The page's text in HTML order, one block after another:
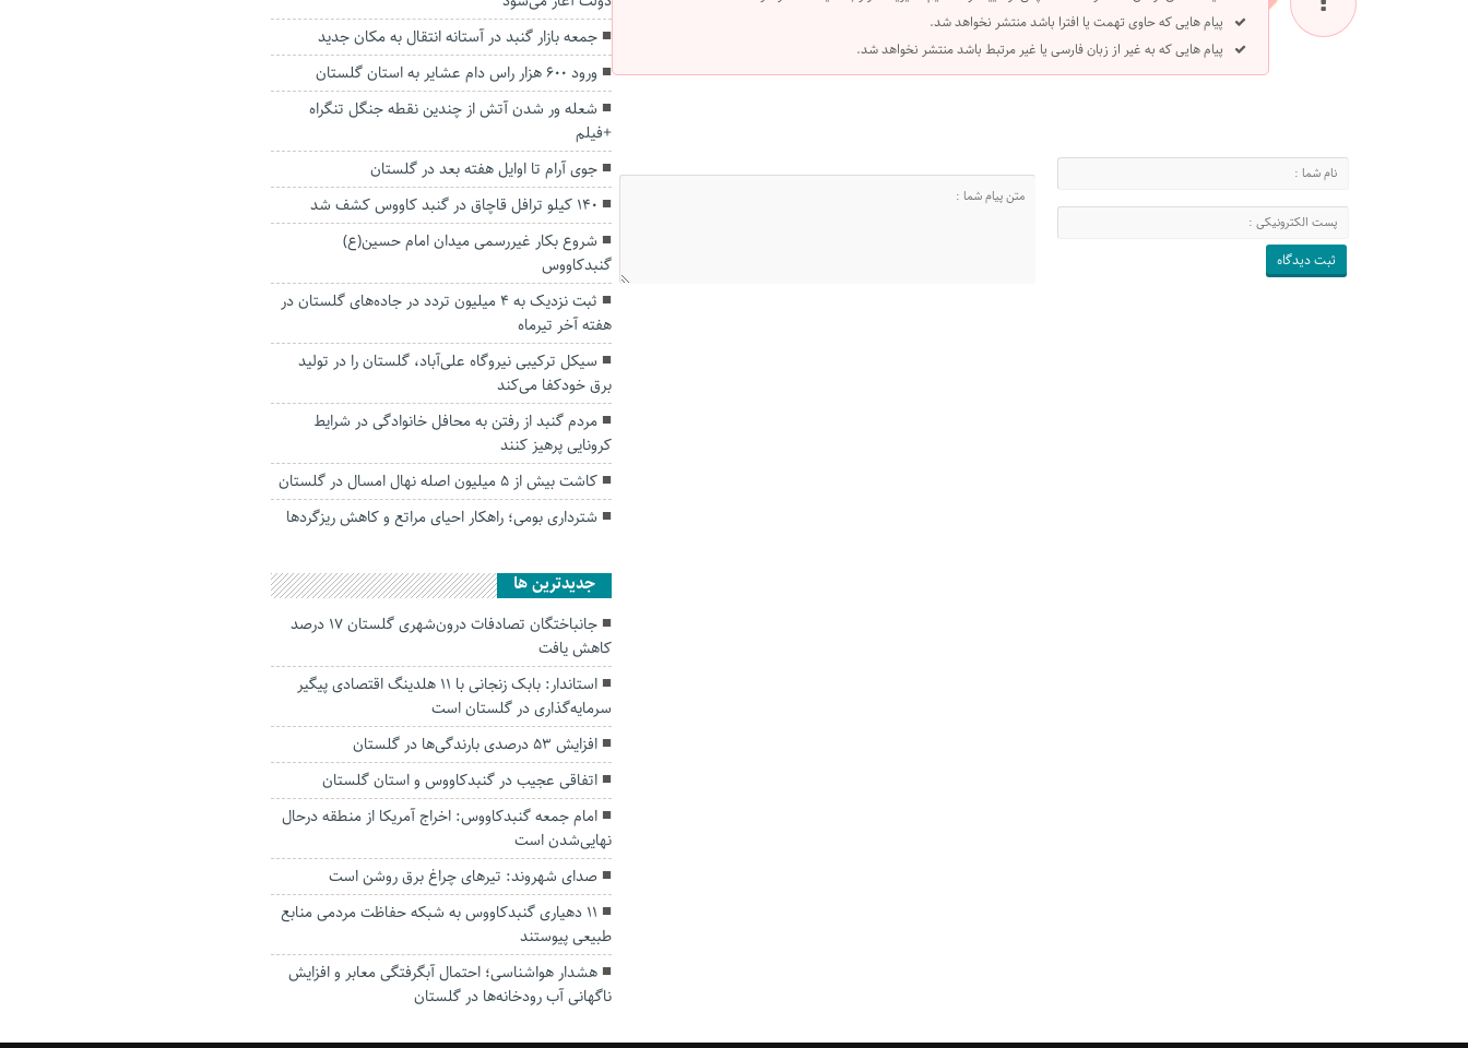
پیام هایی که حاوی تهمت یا افترا باشد منتشر نخواهد شد.
پیام هایی که به غیر از زبان فارسی یا غیر مرتبط باشد منتشر نخواهد شد.
جمعه بازار گنبد در آستانه انتقال به مکان جدید
ورود ۶۰۰ هزار راس دام‌ عشایر به استان گلستان
شعله ور شدن آتش از چندین نقطه جنگل تنگراه
+فیلم
جوی آرام تا اوایل هفته بعد در گلستان
۱۴۰ کیلو ترافل قاچاق در گنبد کاووس کشف شد
شروع بکار غیررسمی میدان امام حسین(ع)
گنبدکاووس
ثبت نزدیک به ۴ میلیون تردد در جاده‌های گلستان در
هفته آخر تیرماه
سیکل ترکیبی نیروگاه علی‌آباد، گلستان را در تولید
برق خودکفا می‌کند
مردم گنبد از رفتن به محافل خانوادگی در شرایط
کرونایی پرهیز کنند
کاشت بیش از ۵ میلیون اصله نهال امسال در گلستان
شترداری بومی؛ راهکار احیای مراتع و کاهش ریزگردها
جديدترين ها
جانباختگان تصادفات درون‌شهری گلستان ۱۷ درصد
کاهش یافت
استاندار: بابک زنجانی با ۱۱ هلدینگ اقتصادی پیگیر
سرمایه‌گذاری در گلستان است
افزایش ۵۳ درصدی بارندگی‌ها در گلستان
اتفاقی عجیب در‌ گنبدکاووس و استان گلستان
امام جمعه گنبدکاووس: اخراج آمریکا از منطقه درحال
نهایی‌شدن است
صدای شهروند: تیرهای چراغ برق روشن است
۱۱ دهیاری گنبدکاووس به شبکه حفاظت مردمی منابع
طبیعی پیوستند
هشدار هواشناسی؛ احتمال آبگرفتگی معابر و افزایش
ناگهانی آب رودخانه‌ها در گلستان